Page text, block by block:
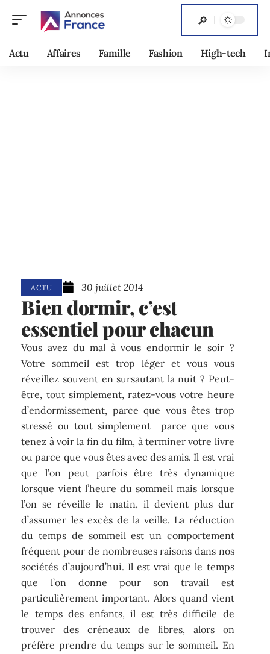
Actu Affaires Famille Fashion High-tech
ACTU 30 juillet 2014
Bien dormir, c’est
essentiel pour chacun
Vous avez du mal à vous endormir le soir ?
Votre sommeil est trop léger et vous vous
réveillez souvent en sursautant la nuit ? Peut-
être, tout simplement, ratez-vous votre heure
d’endormissement, parce que vous êtes trop
stressé ou tout simplement parce que vous
tenez à voir la fin du film, à terminer votre livre
ou parce que vous êtes avec des amis. Il est vrai
que l’on peut parfois être très dynamique
lorsque vient l’heure du sommeil mais lorsque
l’on se réveille le matin, il devient plus dur
d’assumer les excès de la veille. La réduction
du temps de sommeil est un comportement
fréquent pour de nombreuses raisons dans nos
sociétés d’aujourd’hui. Il est vrai que le temps
que l’on donne pour son travail est
particulièrement important. Alors quand vient
le temps des enfants, il est très difficile de
trouver des créneaux de libres, alors on
préfère prendre du temps sur le sommeil. En